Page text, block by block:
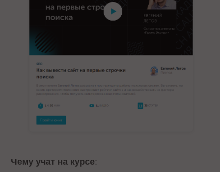
Чему учат на курсе: